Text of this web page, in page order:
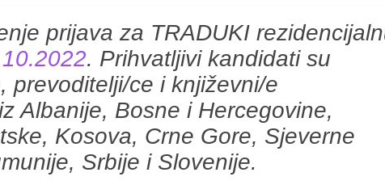
prijava za TRADUKI
. Prihvatljivi kandidati su
prevoditelji/ce i književni/e
Albanije, Bosne i Hercegovine,
Kosova, Crne Gore, Sjeverne
Srbije i Slovenije.